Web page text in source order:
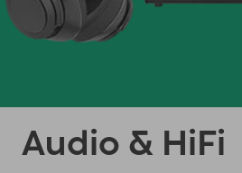
Audio & HiFi